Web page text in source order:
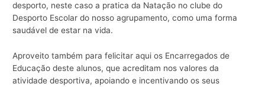
desporto, neste caso a pratica da Natação no clube do
Desporto Escolar do nosso agrupamento, como uma forma
saudável de estar na vida.
Aproveito também para felicitar aqui os Encarregados de
Educação deste alunos, que acreditam nos valores da
atividade desportiva, apoiando e incentivando os seus